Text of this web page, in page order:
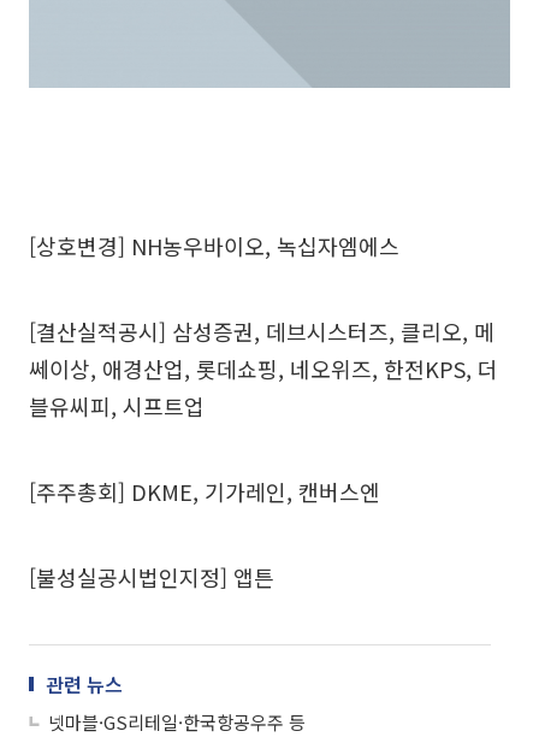
[상호변경] NH농우바이오, 녹십자엠에스
[결산실적공시] 삼성증권, 데브시스터즈, 클리오, 메
쎄이상, 애경산업, 롯데쇼핑, 네오위즈, 한전KPS, 더
블유씨피, 시프트업
[주주총회] DKME, 기가레인, 캔버스엔
[불성실공시법인지정] 앱튼
관련 뉴스
넷마블·GS리테일·한국항공우주 등